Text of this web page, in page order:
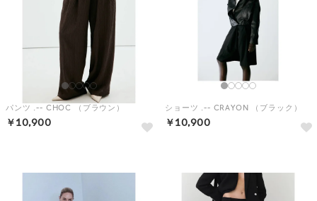
パンツ .-- CHOC （ブラウン）
￥10,900
ショーツ .-- CRAYON （ブラック）
￥10,900